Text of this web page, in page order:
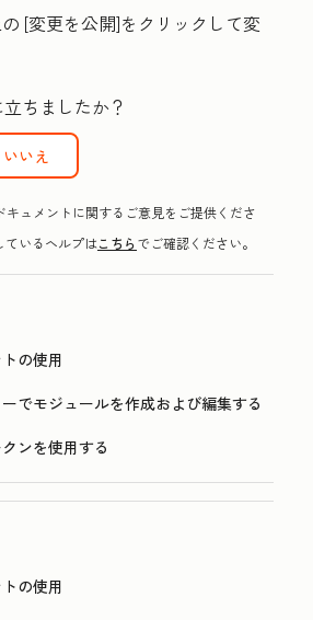
[変更を公開]をクリックして変
ちましたか？
いいえ
キュメントに関するご意見をご提供くださ
ているヘルプはこちらでご確認ください。
の使用
でモジュールを作成および編集する
ンを使用する
の使用